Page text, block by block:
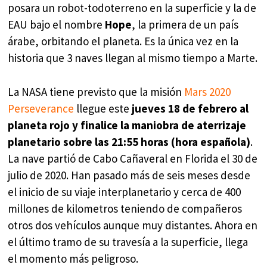
posara un robot-todoterreno en la superficie y la de
EAU bajo el nombre Hope, la primera de un país
árabe, orbitando el planeta. Es la única vez en la
historia que 3 naves llegan al mismo tiempo a Marte.
La NASA tiene previsto que la misión Mars 2020
Perseverance llegue este jueves 18 de febrero al
planeta rojo y finalice la maniobra de aterrizaje
planetario sobre las 21:55 horas (hora española).
La nave partió de Cabo Cañaveral en Florida el 30 de
julio de 2020. Han pasado más de seis meses desde
el inicio de su viaje interplanetario y cerca de 400
millones de kilometros teniendo de compañeros
otros dos vehículos aunque muy distantes. Ahora en
el último tramo de su travesía a la superficie, llega
el momento más peligroso.